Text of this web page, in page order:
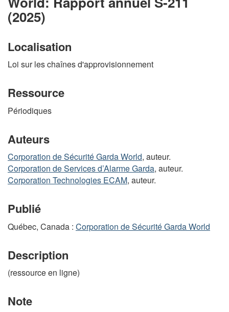
(2025)
Localisation
Loi sur les chaînes d'approvisionnement
Ressource
Périodiques
Auteurs
Corporation de Sécurité Garda World, auteur.
Corporation de Services d’Alarme Garda, auteur.
Corporation Technologies ECAM, auteur.
Publié
Québec, Canada : Corporation de Sécurité Garda World
Description
(ressource en ligne)
Note